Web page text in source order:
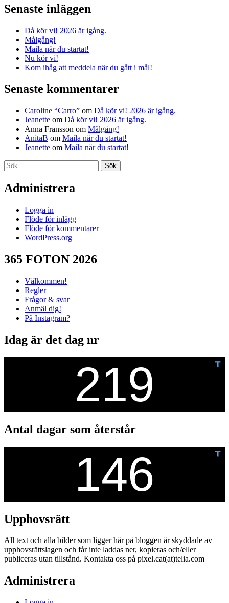
Senaste inläggen
Då kör vi! 2026 är igång.
Målgång!
Maila när du startat!
Nu kör vi!
Kom ihåg att meddela när du gått i mål!
Senaste kommentarer
Caroline “Carro” om Då kör vi! 2026 är igång.
Jeanette om Då kör vi! 2026 är igång.
Anna Fransson om Målgång!
AnitaB om Maila när du startat!
Jeanette om Maila när du startat!
Sök
efter:
Administrera
Logga in
Flöde för inlägg
Flöde för kommentarer
WordPress.org
365 FOTON 2026
Välkommen!
Regler
Frågor & svar
Anmäl dig!
På Instagram?
Idag är det dag nr
Antal dagar som återstår
Upphovsrätt
All text och alla bilder som ligger här på bloggen är skyddade av
upphovsrättslagen och får inte laddas ner, kopieras och/eller
publiceras utan tillstånd. Kontakta oss på pixel.cat(at)telia.com
Administrera